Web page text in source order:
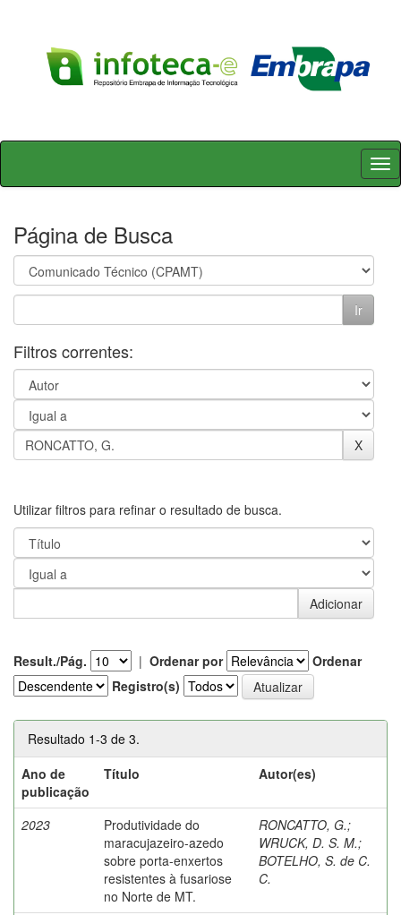
Skip
Página de Busca
Filtros correntes:
Utilizar filtros para refinar o resultado de busca.
Result./Pág. | Ordenar por
Ordenar
Registro(s)
Resultado 1-3 de 3.
Ano de
publicação
Título Autor(es)
2023
Produtividade do
maracujazeiro-azedo
sobre porta-enxertos
resistentes à fusariose
no Norte de MT.
RONCATTO, G.;
WRUCK, D. S. M.;
BOTELHO, S. de C.
C.